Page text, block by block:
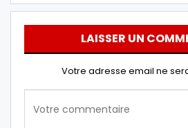
LAISSER UN
Votre adresse email ne